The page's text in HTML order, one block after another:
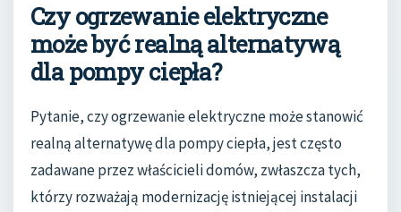
Czy ogrzewanie elektryczne
może być realną alternatywą
dla pompy ciepła?
Pytanie, czy ogrzewanie elektryczne może stanowić
realną alternatywę dla pompy ciepła, jest często
zadawane przez właścicieli domów, zwłaszcza tych,
którzy rozważają modernizację istniejącej instalacji